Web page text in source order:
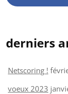
derniers
Netscoring !
voeux 2023